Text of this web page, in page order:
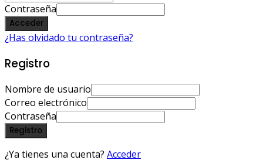
Contraseña
Acceder
¿Has olvidado tu contraseña?
Registro
Nombre de usuario
Correo electrónico
Contraseña
Registro
¿Ya tienes una cuenta? Acceder